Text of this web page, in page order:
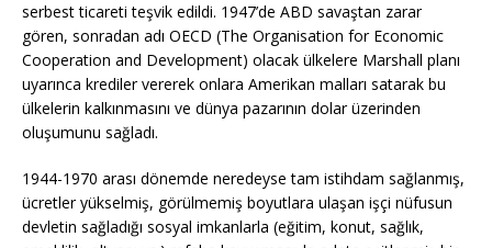
serbest ticareti teşvik edildi. 1947’de ABD savaştan zarar
gören, sonradan adı OECD (The Organisation for Economic
Cooperation and Development) olacak ülkelere Marshall planı
uyarınca krediler vererek onlara Amerikan malları satarak bu
ülkelerin kalkınmasını ve dünya pazarının dolar üzerinden
oluşumunu sağladı.
1944-1970 arası dönemde neredeyse tam istihdam sağlanmış,
ücretler yükselmiş, görülmemiş boyutlara ulaşan işçi nüfusun
devletin sağladığı sosyal imkanlarla (eğitim, konut, sağlık,